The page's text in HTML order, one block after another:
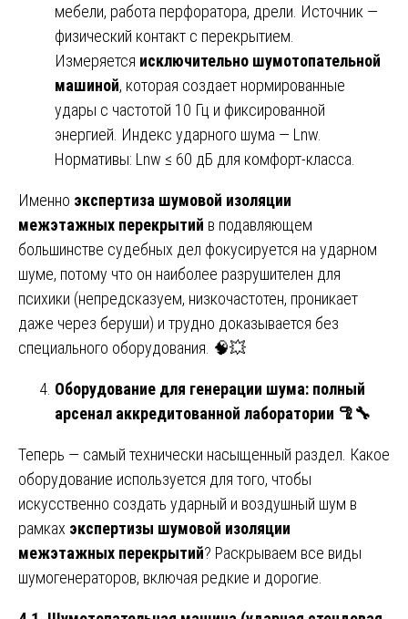
мебели, работа перфоратора, дрели. Источник —
физический контакт с перекрытием.
Измеряется исключительно шумотопательной
машиной, которая создает нормированные
удары с частотой 10 Гц и фиксированной
энергией. Индекс ударного шума — Lnw.
Нормативы: Lnw ≤ 60 дБ для комфорт-класса.
Именно экспертиза шумовой изоляции
межэтажных перекрытий в подавляющем
большинстве судебных дел фокусируется на ударном
шуме, потому что он наиболее разрушителен для
психики (непредсказуем, низкочастотен, проникает
даже через беруши) и трудно доказывается без
специального оборудования. 🧠💥
Оборудование для генерации шума: полный
арсенал аккредитованной лаборатории 🦿🔧
Теперь — самый технически насыщенный раздел. Какое
оборудование используется для того, чтобы
искусственно создать ударный и воздушный шум в
рамках экспертизы шумовой изоляции
межэтажных перекрытий? Раскрываем все виды
шумогенераторов, включая редкие и дорогие.